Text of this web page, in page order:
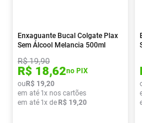
Enxaguante Bucal Colgate Plax
Sem Álcool Melancia 500ml
R$19,90
R$ 18,62no PIX
ouR$ 19,20
em até 1x nos cartões
em até 1x deR$ 19,20